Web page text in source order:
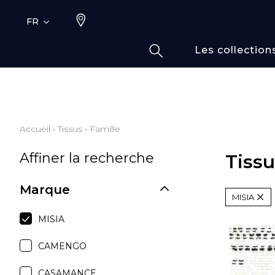
FR
Les
Lin
Accueil ›Tissus › Famille
Affiner la recherche
Marque
MISIA
CAMENGO
MISIA